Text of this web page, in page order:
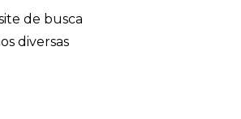
de busca
diversas